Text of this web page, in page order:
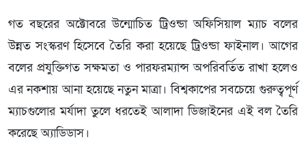
গত বছরের অক্টোবরে উন্মোচিত ট্রিওন্ডা অফিসিয়াল ম্যাচ বলের
উন্নত সংস্করণ হিসেবে তৈরি করা হয়েছে ট্রিওন্ডা ফাইনাল। আগের
বলের প্রযুক্তিগত সক্ষমতা ও পারফরম্যান্স অপরিবর্তিত রাখা হলেও
এর নকশায় আনা হয়েছে নতুন মাত্রা। বিশ্বকাপের সবচেয়ে গুরুত্বপূর্ণ
ম্যাচগুলোর মর্যাদা তুলে ধরতেই আলাদা ডিজাইনের এই বল তৈরি
করেছে অ্যাডিডাস।